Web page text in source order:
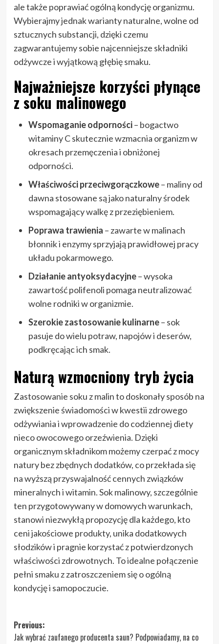
ale także poprawiać ogólną kondycję organizmu.
Wybierajmy jednak warianty naturalne, wolne od
sztucznych substancji, dzięki czemu
zagwarantujemy sobie najcenniejsze składniki
odżywcze i wyjątkową głębię smaku.
Najważniejsze korzyści płynące
z soku malinowego
Wspomaganie odporności– bogactwo
witaminy C skutecznie wzmacnia organizm w
okresach przemęczenia i obniżonej
odporności.
Właściwości przeciwgorączkowe– maliny od
dawna stosowane są jako naturalny środek
wspomagający walkę z przeziębieniem.
Poprawa trawienia – zawarte w malinach
błonnik i enzymy sprzyjają prawidłowej pracy
układu pokarmowego.
Działanie antyoksydacyjne– wysoka
zawartość polifenoli pomaga neutralizować
wolne rodniki w organizmie.
Szerokie zastosowanie kulinarne– sok
pasuje do wielu potraw, napojów i deserów,
podkręcając ich smak.
Naturą wzmocniony tryb życia
Zastosowanie soku z malin to doskonały sposób na
zwiększenie świadomości w kwestii zdrowego
odżywiania i wprowadzenie do codziennej diety
nieco owocowego orzeźwienia. Dzięki
organicznym składnikom możemy czerpać z mocy
natury bez zbędnych dodatków, co przekłada się
na wyższą przyswajalność cennych związków
mineralnych i witamin. Sok malinowy, szczególnie
ten przygotowywany w domowych warunkach,
stanowi niezwykłą propozycję dla każdego, kto
ceni jakościowe produkty, unika dodatkowych
słodzików i pragnie korzystać z potwierdzonych
właściwości zdrowotnych. To idealne połączenie
pełni smaku z zatroszczeniem się o ogólną
kondycję i samopoczucie.
Post
Previous:
Jak wybrać zaufanego producenta saun? Podpowiadamy, na co